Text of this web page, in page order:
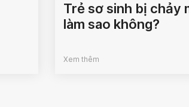
Trẻ sơ sinh bị chảy
làm sao không?
Xem thêm